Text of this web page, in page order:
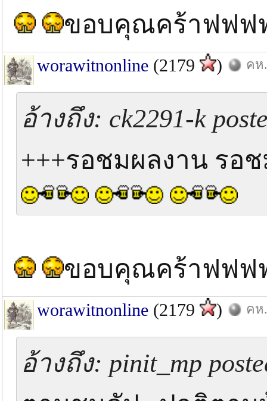
ขอบคุณคร้าฟฟ
worawitnonline (2179 ) คห
อ้างถึง: ck2291-k
+++รอชมผลงาน รอ
ขอบคุณคร้าฟฟ
worawitnonline (2179 ) คห
อ้างถึง: pinit_mp